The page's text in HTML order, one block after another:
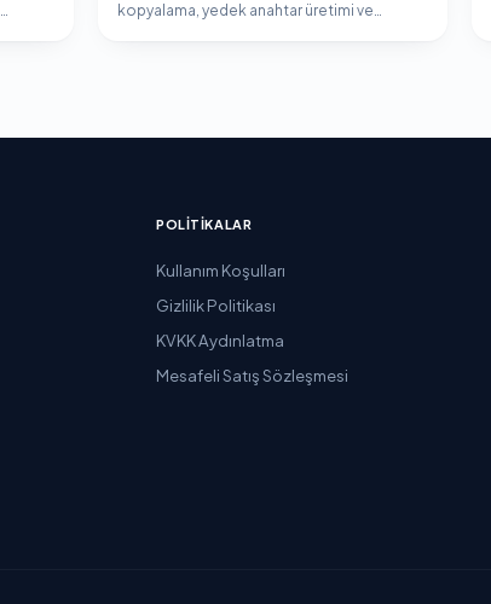
kopyalama, yedek anahtar üretimi ve
POLITIKALAR
Kullanım Koşulları
Gizlilik Politikası
KVKK Aydınlatma
Mesafeli Satış Sözleşmesi